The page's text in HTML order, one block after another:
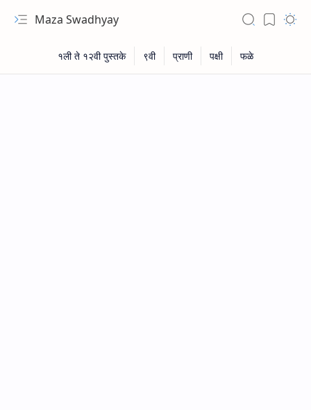
Maza Swadhyay